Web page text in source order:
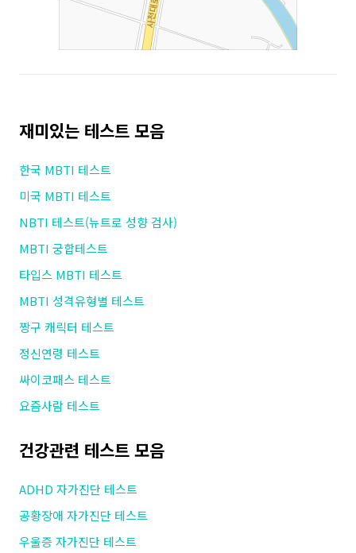
재미있는 테스트 모음
한국 MBTI 테스트
미국 MBTI 테스트
NBTI 테스트(뉴트로 성향 검사)
MBTI 궁합테스트
타입스 MBTI 테스트
MBTI 성격유형별 테스트
짱구 캐릭터 테스트
정신연령 테스트
싸이코패스 테스트
요즘사람 테스트
건강관련 테스트 모음
ADHD 자가진단 테스트
공황장애 자가진단 테스트
우울증 자가진단 테스트